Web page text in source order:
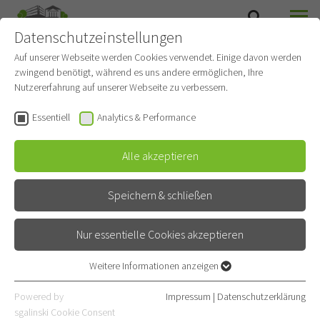
Pneumologie und
Beatmungsmedizin
Gehört zuThoraxklinik
Röntgenstraße 1
69126 Heidelberg
06221 396-2102
Datenschutzeinstellungen
Auf unserer Webseite werden Cookies verwendet. Einige davon werden
zwingend benötigt, während es uns andere ermöglichen, Ihre
Nutzererfahrung auf unserer Webseite zu verbessern.
Essentiell Analytics & Performance
Alle akzeptieren
Speichern & schließen
Nur essentielle Cookies akzeptieren
Essentielle Cookies werden für grundlegende Funktionen der
Webseite benötigt. Dadurch ist gewährleistet, dass die Webseite
Weitere Informationen anzeigen
Powered by
sgalinski Cookie Consent
Impressum | Datenschutzerklärung